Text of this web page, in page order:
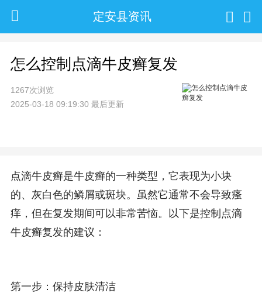
定安县资讯
怎么控制点滴牛皮癣复发
1267次浏览
2025-03-18 09:19:30 最后更新
点滴牛皮癣是牛皮癣的一种类型，它表现为小块
的、灰白色的鳞屑或斑块。虽然它通常不会导致瘙
痒，但在复发期间可以非常苦恼。以下是控制点滴
牛皮癣复发的建议：
第一步：保持皮肤清洁